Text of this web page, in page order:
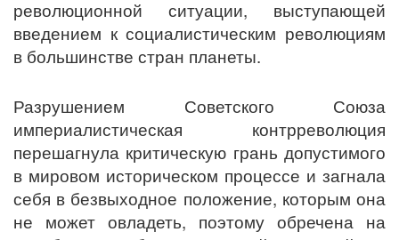
революционной ситуации, выступающей
введением к социалистическим революциям
в большинстве стран планеты.
Разрушением Советского Союза
империалистическая контрреволюция
перешагнула критическую грань допустимого
в мировом историческом процессе и загнала
себя в безвыходное положение, которым она
не может овладеть, поэтому обречена на